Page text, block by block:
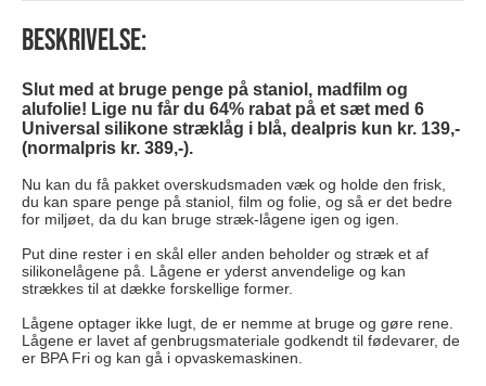
Beskrivelse:
Slut med at bruge penge på staniol, madfilm og
alufolie! Lige nu får du 64% rabat på et sæt med 6
Universal silikone stræklåg i blå, dealpris kun kr. 139,-
(normalpris kr. 389,-).
Nu kan du få pakket overskudsmaden væk og holde den frisk,
du kan spare penge på staniol, film og folie, og så er det bedre
for miljøet, da du kan bruge stræk-lågene igen og igen.
Put dine rester i en skål eller anden beholder og stræk et af
silikonelågene på. Lågene er yderst anvendelige og kan
strækkes til at dække forskellige former.
Lågene optager ikke lugt, de er nemme at bruge og gøre rene.
Lågene er lavet af genbrugsmateriale godkendt til fødevarer, de
er BPA Fri og kan gå i opvaskemaskinen.